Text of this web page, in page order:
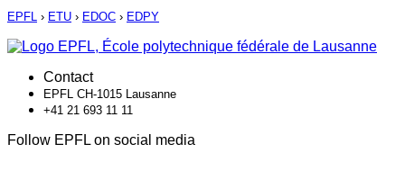
EPFL › ETU › EDOC › EDPY
Contact
EPFL CH-1015 Lausanne
+41 21 693 11 11
Follow EPFL on social media